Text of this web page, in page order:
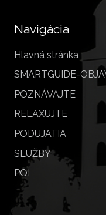
Navigácia
Hlavná stránka
SMARTGUIDE-
POZNÁVAJTE
RELAXUJTE
PODUJATIA
SLUŽBY
POI